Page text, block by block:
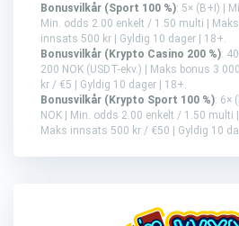
Bonusvilkår (Sport 100 %): 5× (B+I) |
Min. odds 2.00 enkelt / 1.50 multi |
innsats 500 kr | Gyldig 10 dager | 18+.
Bonusvilkår (Krypto Casino 200 %):
200 NOK (USDT-ekv.) | Maks bonus 3
kr / €5 | Gyldig 10 dager | 18+.
Bonusvilkår (Krypto Sport 100 %): 6×
NOK | Min. odds 2.00 enkelt / 1.50 multi
Maks innsats 500 kr / €50 | Gyldig 10